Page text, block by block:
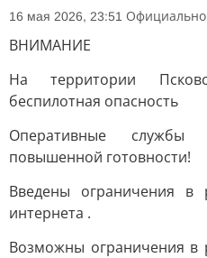
16 мая 2026, 23:51 Официально
ВНИМАНИЕ
На территории
беспилотная опасность
Оперативные
повышенной готовности!
Введены ограничения в
интернета .
Возможны ограничения в